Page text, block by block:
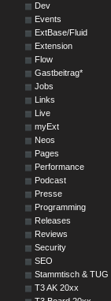
Dev
Events
ExtBase/Fluid
Extension
Flow
Gastbeitrag*
Jobs
Links
Live
myExt
Neos
Pages
Performance
Podcast
Presse
Programming
Releases
Reviews
Security
SEO
Stammtisch & TUG
T3 AK 20xx